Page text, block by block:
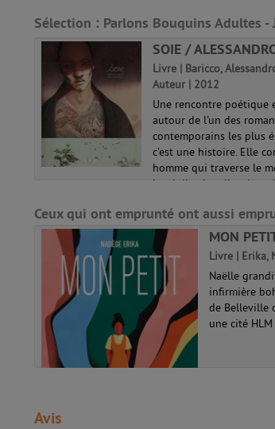
fenêtre)Sélection : Parlons Bouquins Adultes
SOIE /
Livre | Baricco,
Auteur | 2012
Une rencontre poétique
autour de l'un des
contemporains les plus
c'est une histoire. Elle
homme qui traverse le
bord d'un lac silencieux.
Ceux qui ont emprunté ont aussi
MON
Livre | Erika,
Naëlle
infirmière
de Belleville
une cité
Avis